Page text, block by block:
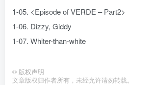
1-05. <Episode of VERDE – Part2>
1-06. Dizzy, Giddy
1-07. Whiter-than-white
© 版权声明
文章版权归作者所有，未经允许请勿转载。